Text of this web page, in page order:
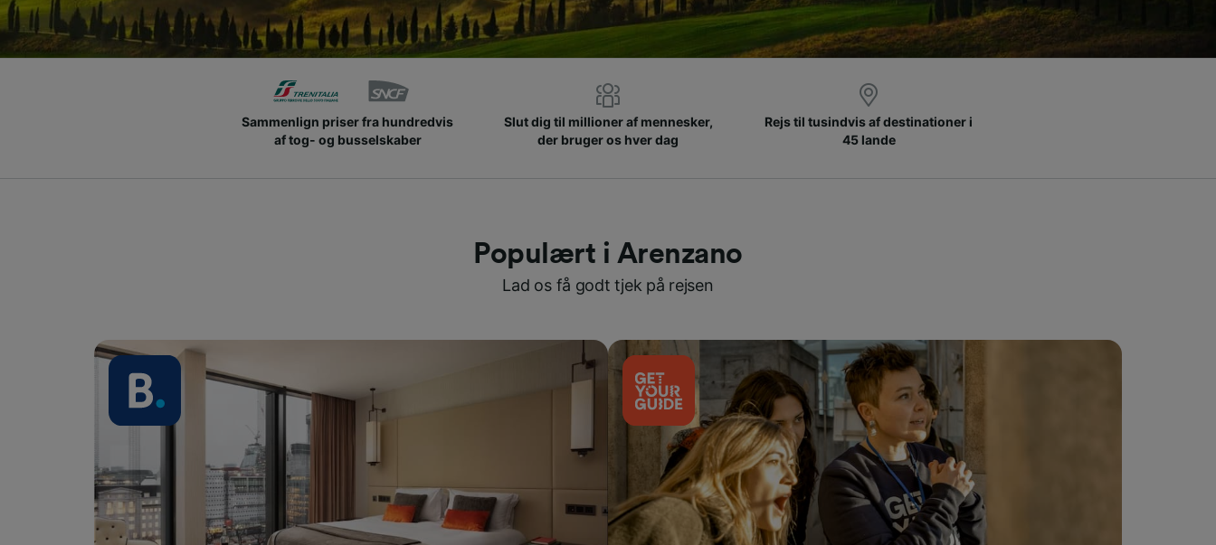
Sammenlign priser fra hundredvis
af tog- og busselskaber
Slut dig til millioner af mennesker,
der bruger os hver dag
Rejs til tusindvis af destinationer i
45 lande
Populært i Arenzano
Lad os få godt tjek på rejsen